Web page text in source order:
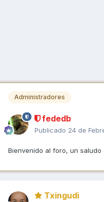
Administradores
fededb
Publicado 24 de
Bienvenido al foro, un saludo
Txingudi